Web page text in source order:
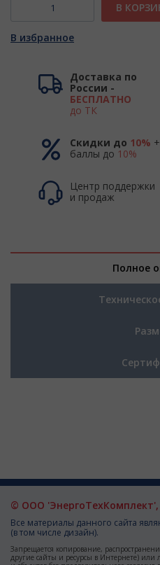
В
В избранное
Доставка по
России -
БЕСПЛАТНО
до ТК
Скидки до 10% +
баллы до 10%
Центр поддержки
и продаж
Полное
© ООО 'ЭнергоТехКомплект',
Все материалы данного сайта
(в том числе дизайн).
Запрещается копирование,
другие сайты и ресурсы в Интернете)